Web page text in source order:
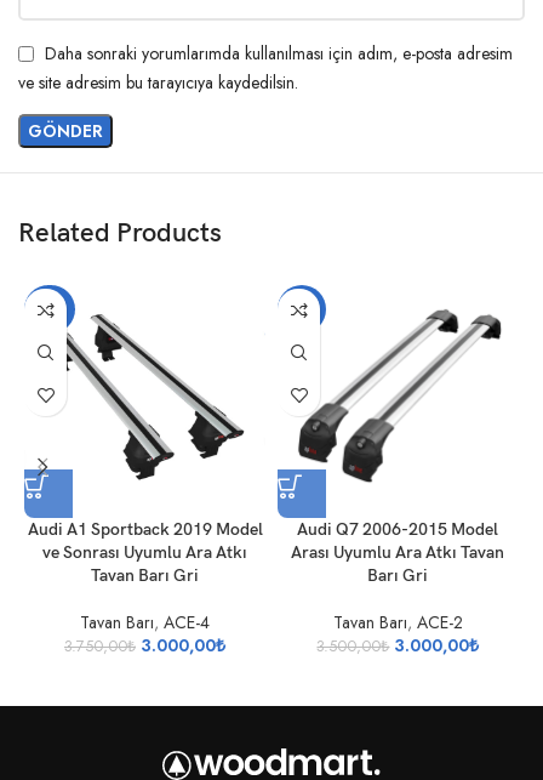
Daha sonraki yorumlarımda kullanılması için adım, e-posta adresim
ve site adresim bu tarayıcıya kaydedilsin.
Related Products
-20%
Audi A1 Sportback 2019 Model
ve Sonrası Uyumlu Ara Atkı
Tavan Barı Gri
Tavan Barı, ACE-4
3.750,00₺ 3.000,00₺
-14%
Audi Q7 2006-2015 Model
Arası Uyumlu Ara Atkı Tavan
Barı Gri
Tavan Barı, ACE-2
3.500,00₺ 3.000,00₺